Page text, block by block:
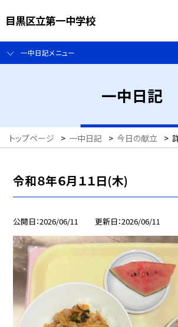
目黒区立第一中学校
一中日記メニュー
一中日記
トップページ > 一中日記 > 今日の献立 >
令和８年６月１１日(木)
公開日 2026/06/11 更新日 2026/06/11